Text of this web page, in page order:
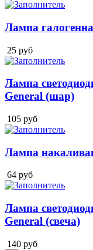
Лампа
25 руб
Лампа
General (шар)
105 руб
Лампа
64 руб
Лампа
General (свеча)
140 руб